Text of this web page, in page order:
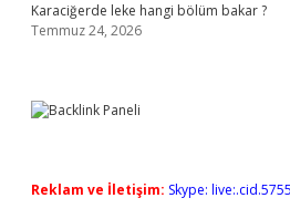
Karaciğerde leke hangi bölüm bakar ?
Temmuz 24, 2026
Reklam ve İletişim: Skype: